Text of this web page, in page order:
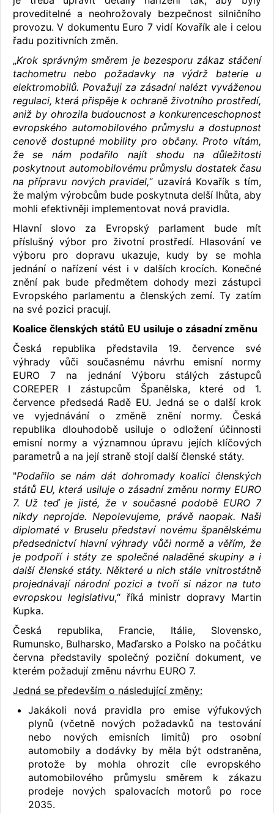
proveditelné a neohrožovaly bezpečnost silničního
provozu. V dokumentu Euro 7 vidí Kovařík ale i celou
řadu pozitivních změn.
„Krok správným směrem je bezesporu zákaz stáčení
tachometru nebo požadavky na výdrž baterie u
elektromobilů. Považuji za zásadní nalézt vyváženou
regulaci, která přispěje k ochraně životního prostředí,
aniž by ohrozila budoucnost a konkurenceschopnost
evropského automobilového průmyslu a dostupnost
cenově dostupné mobility pro občany. Proto vítám,
že se nám podařilo najít shodu na důležitosti
poskytnout automobilovému průmyslu dostatek času
na přípravu nových pravidel,“ uzavírá Kovařík s tím,
že malým výrobcům bude poskytnuta delší lhůta, aby
mohli efektivněji implementovat nová pravidla.
Hlavní slovo za Evropský parlament bude mít
příslušný výbor pro životní prostředí. Hlasování ve
výboru pro dopravu ukazuje, kudy by se mohla
jednání o nařízení vést i v dalších krocích. Konečné
znění pak bude předmětem dohody mezi zástupci
Evropského parlamentu a členských zemí. Ty zatím
na své pozici pracují.
Koalice členských států EU usiluje o zásadní změnu
Česká republika představila 19. července své
výhrady vůči současnému návrhu emisní normy
EURO 7 na jednání Výboru stálých zástupců
COREPER I zástupcům Španělska, které od 1.
července předsedá Radě EU. Jedná se o další krok
ve vyjednávání o změně znění normy. Česká
republika dlouhodobě usiluje o odložení účinnosti
emisní normy a významnou úpravu jejích klíčových
parametrů a na její straně stojí další členské státy.
"Podařilo se nám dát dohromady koalici členských
států EU, která usiluje o zásadní změnu normy EURO
7. Už teď je jisté, že v současné podobě EURO 7
nikdy neprojde. Nepolevujeme, právě naopak. Naši
diplomaté v Bruselu představí novému španělskému
předsednictví hlavní výhrady vůči normě a věřím, že
je podpoří i státy ze společné naladěné skupiny a i
další členské státy. Některé u nich stále vnitrostátně
projednávají národní pozici a tvoří si názor na tuto
evropskou legislativu,“ říká ministr dopravy Martin
Kupka.
Česká republika, Francie, Itálie, Slovensko,
Rumunsko, Bulharsko, Maďarsko a Polsko na počátku
června představily společný poziční dokument, ve
kterém požadují změnu návrhu EURO 7.
Jedná se především o následující změny:
Jakákoli nová pravidla pro emise výfukových
plynů (včetně nových požadavků na testování
nebo nových emisních limitů) pro osobní
automobily a dodávky by měla být odstraněna,
protože by mohla ohrozit cíle evropského
automobilového průmyslu směrem k zákazu
prodeje nových spalovacích motorů po roce
2035.